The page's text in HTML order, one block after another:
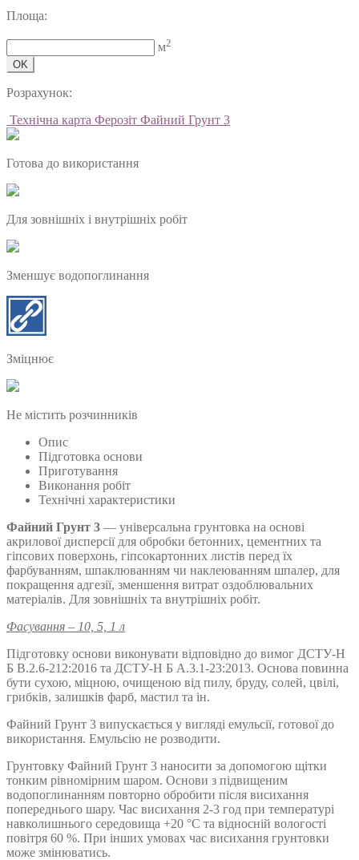
Площа:
м2
OK
Розрахунок:
Технічна карта Ферозіт Файний Грунт 3
Готова до використання
Для зовнішніх і внутрішніх робіт
Зменшує водопоглинання
Зміцнює
Не містить розчинників
Опис
Підготовка основи
Приготування
Виконання робіт
Технічні характеристики
Файний Грунт 3 — універсальна грунтовка на основі
акрилової дисперсії для обробки бетонних, цементних та
гіпсових поверхонь, гіпсокартонних листів перед їх
фарбуванням, шпаклюванням чи наклеюванням шпалер, для
покращення адгезії, зменшення витрат оздоблювальних
матеріалів. Для зовнішніх та внутрішніх робіт.
Фасування – 10, 5, 1 л
Підготовку основи виконувати відповідно до вимог ДСТУ-Н
Б В.2.6-212:2016 та ДСТУ-Н Б А.3.1-23:2013. Основа повинна
бути сухою, міцною, очищеною від пилу, бруду, солей, цвілі,
грибків, залишків фарб, мастил та ін.
Файний Грунт 3 випускається у вигляді емульсії, готової до
використання. Емульсію не розводити.
Грунтовку Файний Грунт 3 наносити за допомогою щітки
тонким рівномірним шаром. Основи з підвищеним
водопоглинанням повторно обробити після висихання
попереднього шару. Час висихання 2-3 год при температурі
навколишнього середовища +20 °С та відносній вологості
повітря 60 %. При інших умовах час висихання грунтовки
може змінюватись.